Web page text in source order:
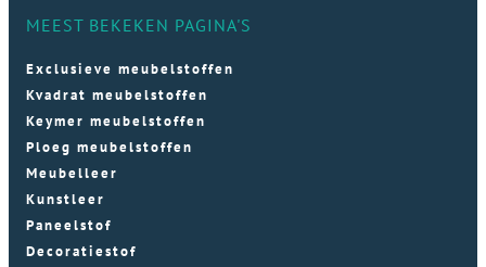
MEEST BEKEKEN PAGINA'S
Exclusieve meubelstoffen
Kvadrat meubelstoffen
Keymer meubelstoffen
Ploeg meubelstoffen
Meubelleer
Kunstleer
Paneelstof
Decoratiestof